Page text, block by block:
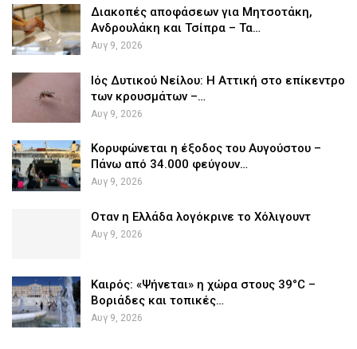
Διακοπές αποφάσεων για Μητσοτάκη,
Ανδρουλάκη και Τσίπρα – Τα…
Αυγ 9, 2026
Ιός Δυτικού Νείλου: Η Αττική στο επίκεντρο
των κρουσμάτων –…
Αυγ 9, 2026
Κορυφώνεται η έξοδος του Αυγούστου –
Πάνω από 34.000 φεύγουν…
Αυγ 9, 2026
Οταν η Ελλάδα λογόκρινε το Χόλιγουντ
Αυγ 9, 2026
Καιρός: «Ψήνεται» η χώρα στους 39°C –
Βοριάδες και τοπικές…
Αυγ 9, 2026